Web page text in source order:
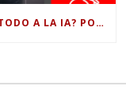
¿LE CONFÍAS TODO A LA IA? POR QUÉ LA PSICÓLOGA DICE QUE ESO PUEDE COSTARTE TUS PROPIAS HABILIDADES